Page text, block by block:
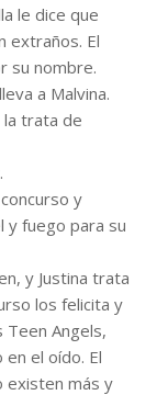
le dice que
extraños. El
su nombre.
a Malvina.
la trata de
y
y fuego para su
y Justina trata
los felicita y
Teen Angels,
el oído. El
existen más y